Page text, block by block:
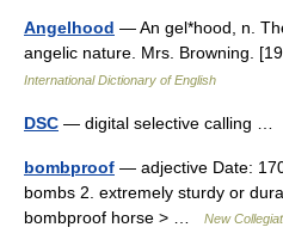
Angelhood — An gel*hood, n.
angelic nature. Mrs. Browning.
International Dictionary of English
DSC — digital selective calling …
bombproof — adjective Date:
bombs 2. extremely sturdy or
bombproof horse > …
New